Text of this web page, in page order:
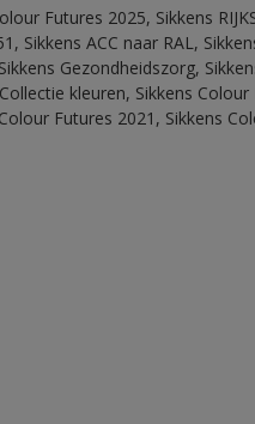
Futures 2025, Sikkens
Sikkens ACC naar RAL,
Gezondheidszorg,
kleuren, Sikkens
Futures 2021, Sikkens